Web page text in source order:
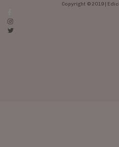
Copyright © 2019 |